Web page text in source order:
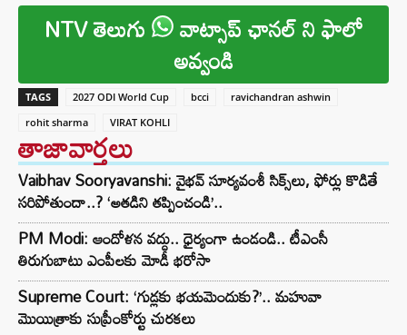
NTV తెలుగు వాట్సాప్ ఛానల్ ని ఫాలో
అవ్వండి
TAGS 2027 ODI World Cup bcci
ravichandran ashwin
rohit sharma
VIRAT KOHLI
తాజావార్తలు
Vaibhav Sooryavanshi: వైభవ్ సూర్యవంశీ సిక్స్‌లు, ఫోర్లు కొడితే
సరిపోతుందా..? ‘అతడిని తప్పించండి’..
PM Modi: ఆందోళన వద్దు.. ధైర్యంగా ఉండండి.. టీఎంసీ
తిరుగుబాటు ఎంపీలకు మోడీ భరోసా
Supreme Court: ‘గుడ్లకు భయమెందుకు?’.. మహువా
మొయిత్రాకు సుప్రీంకోర్టు చురకలు